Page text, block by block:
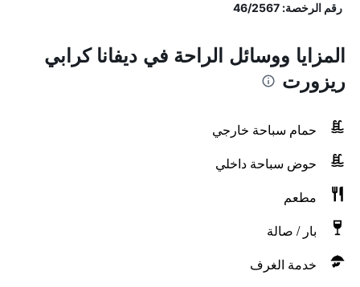
رقم الرخصة: 46/2567
المزايا ووسائل الراحة في ديفانا كرابي
ريزورت
حمام سباحة خارجي
حوض سباحة داخلي
مطعم
بار / صالة
خدمة الغرف